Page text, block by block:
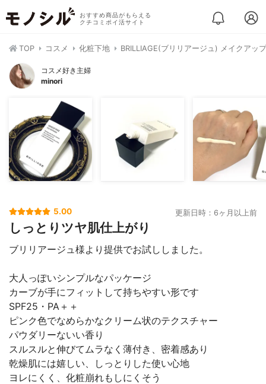
おすすめ商品がもらえる
クチコミポイ活サイト
TOP コスメ 化粧下地 BRILLIAGE(ブリリアージュ) メイクアッ
コスメ好き主婦
minori
5.00 更新日時：6ヶ月以上前
しっとりツヤ肌仕上がり
ブリリアージュ様より提供でお試ししました。
大人っぽいシンプルなパッケージ
カーブが手にフィットして持ちやすい形です
SPF25・PA＋＋
ピンク色でなめらかなクリーム状のテクスチャー
パウダリーないい香り
スルスルと伸びてムラなく薄付き、密着感あり
乾燥肌には嬉しい、しっとりした使い心地
ヨレにくく、化粧崩れもしにくそう